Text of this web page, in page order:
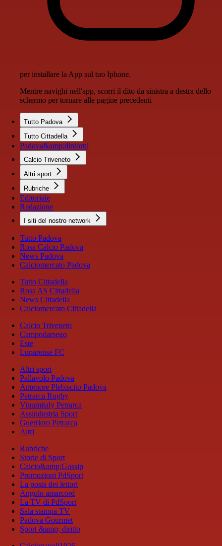
per installare la App sul tuo Iphone.
Mentre navighi nell'app, scorri il dito da sinistra a destra dello
schermo per tornare alle pagine precedenti
Tutto Padova
Tutto Cittadella
Padova&amp;dintorni
Calcio Triveneto
Altri sport
Rubriche
Editoriale
Redazione
I siti del nostro network
Tutto Padova
Rosa Calcio Padova
News Padova
Calciomercato Padova
Tutto Cittadella
Rosa AS Cittadella
News Cittadella
Calciomercato Cittadella
Calcio Triveneto
Campodarsego
Este
Luparense FC
Altri sport
Pallavolo Padova
Antenore Plebiscito Padova
Petrarca Rugby
Vinumitaly Petrarca
Assindustria Sport
Guerriero Petrarca
Altri
Rubriche
Storie di Sport
Calcio&amp;Gossip
Promozioni PdSport
La posta dei lettori
Angolo amarcord
La TV di PdSport
Sala stampa TV
Padova Gourmet
Sport &amp; diritto